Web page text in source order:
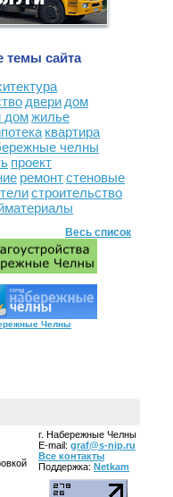
темы сайта
двери дом
домжилье
квартира
челны
проект
ремонтстеновые
строительство
Весь список
Челны
г. Набережные Челны
E-mail: graf@s-nip.ru
Все контакты
Поддержка: Netkam